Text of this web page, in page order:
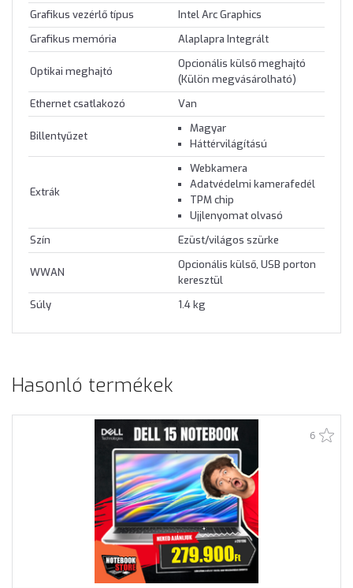
Grafikus vezérlő típus
Intel Arc Graphics
Grafikus memória
Alaplapra Integrált
Optikai meghajtó
Opcionális külső meghajtó
(Külön megvásárolható)
Ethernet csatlakozó
Van
Billentyűzet
Magyar
Háttérvilágítású
Extrák
Webkamera
Adatvédelmi kamerafedél
TPM chip
Ujjlenyomat olvasó
Szín
Ezüst/világos szürke
WWAN
Opcionális külső, USB porton
keresztül
Súly
1.4 kg
Hasonló termékek
6